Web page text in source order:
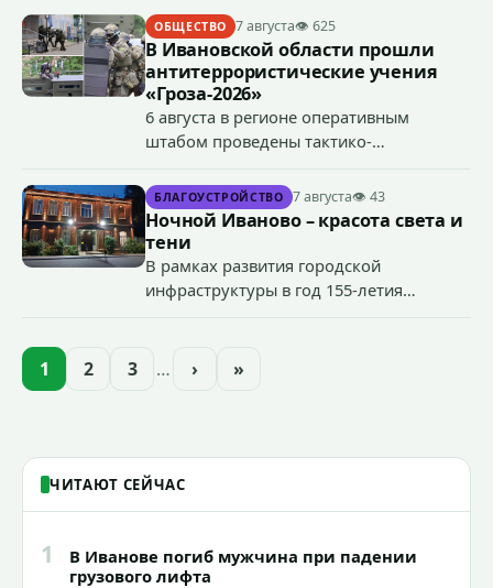
ОБЩЕСТВО 7 августа👁 625
В Ивановской области прошли
антитеррористические учения
«Гроза-2026»
6 августа в регионе оперативным
штабом проведены тактико-
террористического акта на объекте
органов государственной власти.
«Гроза-2026».
БЛАГОУСТРОЙСТВО 7 августа👁 43
Ночной Иваново – красота света и
тени
В рамках развития городской
инфраструктуры в год 155-летия
проекта подсветки исторических
1 2 3 … › »
ЧИТАЮТ СЕЙЧАС
1
В Иванове погиб мужчина при падении
грузового лифта